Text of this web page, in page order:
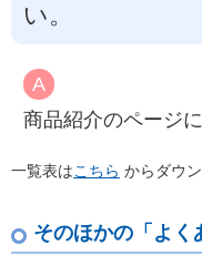
い。
商品紹介のページ
一覧表はこちら からダウ
そのほかの「よく